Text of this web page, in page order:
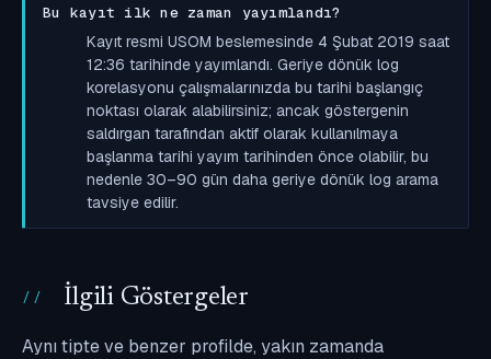
Bu kayıt ilk ne zaman yayımlandı?
Kayıt resmi USOM beslemesinde 4 Şubat 2019 saat
12:36 tarihinde yayımlandı. Geriye dönük log
korelasyonu çalışmalarınızda bu tarihi başlangıç
noktası olarak alabilirsiniz; ancak göstergenin
saldırgan tarafından aktif olarak kullanılmaya
başlanma tarihi yayım tarihinden önce olabilir, bu
nedenle 30–90 gün daha geriye dönük log arama
tavsiye edilir.
İlgili Göstergeler
Aynı tipte ve benzer profilde, yakın zamanda